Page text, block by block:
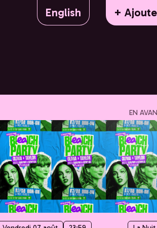
English +
EN